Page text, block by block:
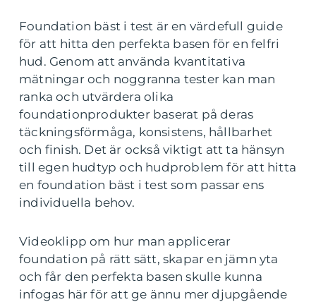
Foundation bäst i test är en värdefull guide
för att hitta den perfekta basen för en felfri
hud. Genom att använda kvantitativa
mätningar och noggranna tester kan man
ranka och utvärdera olika
foundationprodukter baserat på deras
täckningsförmåga, konsistens, hållbarhet
och finish. Det är också viktigt att ta hänsyn
till egen hudtyp och hudproblem för att hitta
en foundation bäst i test som passar ens
individuella behov.
Videoklipp om hur man applicerar
foundation på rätt sätt, skapar en jämn yta
och får den perfekta basen skulle kunna
infogas här för att ge ännu mer djupgående